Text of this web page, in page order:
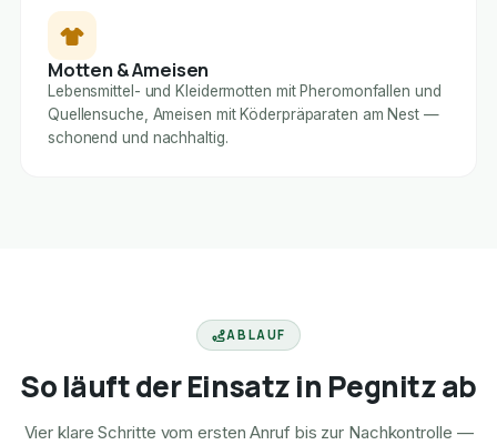
Motten & Ameisen
Lebensmittel- und Kleidermotten mit Pheromonfallen und
Quellensuche, Ameisen mit Köderpräparaten am Nest —
schonend und nachhaltig.
ABLAUF
So läuft der Einsatz in Pegnitz ab
Vier klare Schritte vom ersten Anruf bis zur Nachkontrolle —